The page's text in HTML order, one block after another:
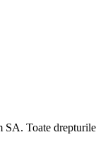
SA. Toate drepturile